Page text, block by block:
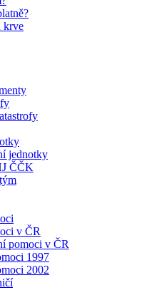
krve
jednotky
ČČK
v ČR
pomoci v ČR
1997
2002